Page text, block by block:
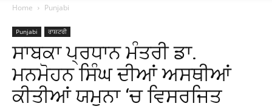
Home Punjabi
Punjabi ਰਾਸ਼ਟਰੀ
ਸਾਬਕਾ ਪ੍ਰਧਾਨ ਮੰਤਰੀ ਡਾ.
ਮਨਮੋਹਨ ਸਿੰਘ ਦੀਆਂ ਅਸਥੀਆਂ
ਕੀਤੀਆਂ ਯਮੁਨਾ ‘ਚ ਵਿਸਰਜਿਤ